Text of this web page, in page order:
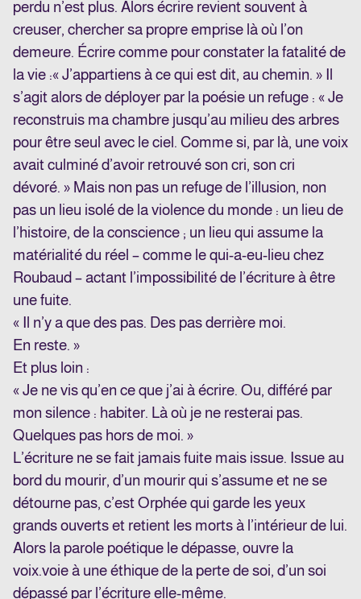
perdu n’est plus. Alors écrire revient souvent à
creuser, chercher sa propre emprise là où l’on
demeure. Écrire comme pour constater la fatalité de
la vie :« J’appartiens à ce qui est dit, au chemin. » Il
s’agit alors de déployer par la poésie un refuge : « Je
reconstruis ma chambre jusqu’au milieu des arbres
pour être seul avec le ciel. Comme si, par là, une voix
avait culminé d’avoir retrouvé son cri, son cri
dévoré. » Mais non pas un refuge de l’illusion, non
pas un lieu isolé de la violence du monde : un lieu de
l’histoire, de la conscience ; un lieu qui assume la
matérialité du réel – comme le qui-a-eu-lieu chez
Roubaud – actant l’impossibilité de l’écriture à être
une fuite.
« Il n’y a que des pas. Des pas derrière moi.
En reste. »
Et plus loin :
« Je ne vis qu’en ce que j’ai à écrire. Ou, différé par
mon silence : habiter. Là où je ne resterai pas.
Quelques pas hors de moi. »
L’écriture ne se fait jamais fuite mais issue. Issue au
bord du mourir, d’un mourir qui s’assume et ne se
détourne pas, c’est Orphée qui garde les yeux
grands ouverts et retient les morts à l’intérieur de lui.
Alors la parole poétique le dépasse, ouvre la
voix.voie à une éthique de la perte de soi, d’un soi
dépassé par l’écriture elle-même.